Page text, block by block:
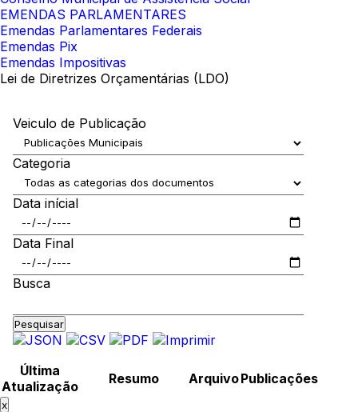
EMENDAS PARLAMENTARES
Emendas Parlamentares Federais
Emendas Pix
Emendas Impositivas
Lei de Diretrizes Orçamentárias (LDO)
Veiculo de Publicação
Categoria
Data inícial
Data Final
Busca
Pesquisar
Última
Atualização
Resumo ArquivoPublicações
x